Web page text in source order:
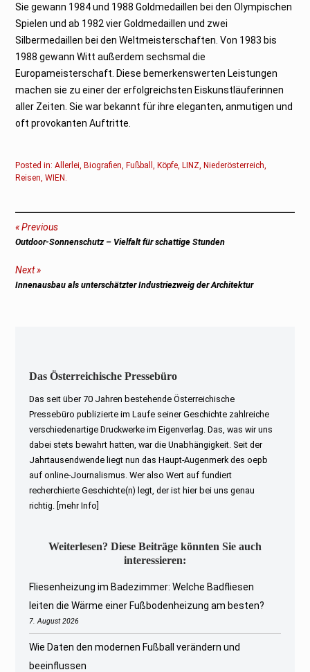
Sie gewann 1984 und 1988 Goldmedaillen bei den Olympischen
Spielen und ab 1982 vier Goldmedaillen und zwei
Silbermedaillen bei den Weltmeisterschaften. Von 1983 bis
1988 gewann Witt außerdem sechsmal die
Europameisterschaft. Diese bemerkenswerten Leistungen
machen sie zu einer der erfolgreichsten Eiskunstläuferinnen
aller Zeiten. Sie war bekannt für ihre eleganten, anmutigen und
oft provokanten Auftritte.
Posted in:Allerlei,Biografien,Fußball,Köpfe,LINZ,Niederösterreich,
Reisen,WIEN.
Beitragsnavigation
Previous
Previous
Outdoor-Sonnenschutz – Vielfalt für schattige Stunden
Next
Next
Innenausbau als unterschätzter Industriezweig der Architektur
Das Österreichische Pressebüro
Das seit über 70 Jahren bestehende Österreichische
Pressebüro publizierte im Laufe seiner Geschichte zahlreiche
verschiedenartige Druckwerke im Eigenverlag. Das, was wir uns
dabei stets bewahrt hatten, war die Unabhängigkeit. Seit der
Jahrtausendwende liegt nun das Haupt-Augenmerk des oepb
auf online-Journalismus. Wer also Wert auf fundiert
recherchierte Geschichte(n) legt, der ist hier bei uns genau
richtig.
[mehr Info]
Weiterlesen? Diese Beiträge könnten Sie auch
interessieren:
Fliesenheizung im Badezimmer: Welche Badfliesen
leiten die Wärme einer Fußbodenheizung am besten?
7. August 2026
Wie Daten den modernen Fußball verändern und
beeinflussen